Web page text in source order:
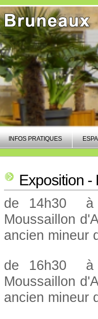
INFOS PRATIQUES
Exposition -
de 14h30 à
Moussaillon
ancien mineur
de 16h30 à
Moussaillon
ancien mineur